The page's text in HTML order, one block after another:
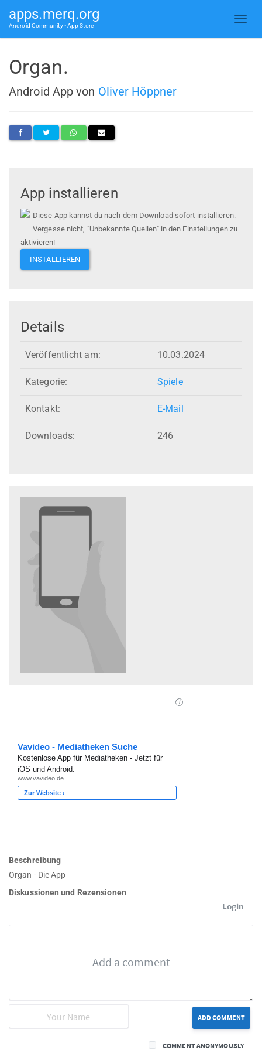
apps.merq.org
Android Community • App Store
Organ.
Android App von Oliver Höppner
App installieren
Diese App kannst du nach dem Download sofort installieren.
Vergesse nicht, "Unbekannte Quellen" in den Einstellungen zu
aktivieren!
INSTALLIEREN
Details
Veröffentlicht am: 10.03.2024
Kategorie: Spiele
Kontakt: E-Mail
Downloads: 246
Beschreibung
Organ - Die App
Diskussionen und Rezensionen
Login
ADD COMMENT
COMMENT ANONYMOUSLY